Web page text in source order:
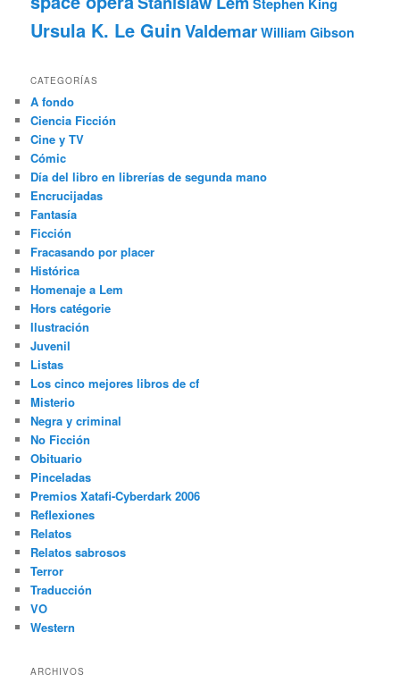
Stephen King
Ursula K. Le GuinValdemarWilliam Gibson
CATEGORÍAS
A fondo
Ciencia Ficción
Cine y TV
Cómic
Día del libro en librerías de segunda mano
Encrucijadas
Fantasía
Ficción
Fracasando por placer
Histórica
Homenaje a Lem
Hors catégorie
Ilustración
Juvenil
Listas
Los cinco mejores libros de cf
Misterio
Negra y criminal
No Ficción
Obituario
Pinceladas
Premios Xatafi-Cyberdark 2006
Reflexiones
Relatos
Relatos sabrosos
Terror
Traducción
VO
Western
ARCHIVOS